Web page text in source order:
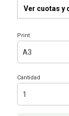
Ver cuotas y
Print
Cantidad